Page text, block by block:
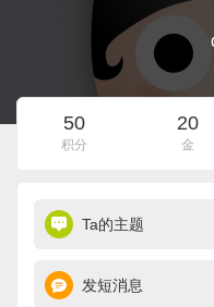
50
积分
20
金
Ta的主题
发短消息